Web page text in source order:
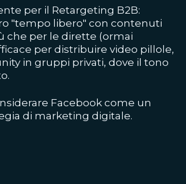
per il Retargeting B2B:
"tempo libero" con contenuti
che per le dirette (ormai
per distribuire video pillole,
in gruppi privati, dove il tono
Facebook come un
di marketing digitale.